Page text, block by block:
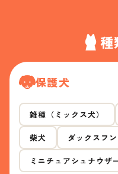
種
保護犬
雑種（ミックス犬）
柴犬 ダックスフ
ミニチュアシュナウザ